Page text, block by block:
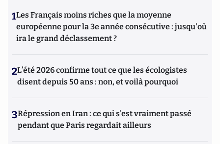
1Les Français moins riches que la moyenne
européenne pour la 3e année consécutive : jusqu'où
ira le grand déclassement ?
2L’été 2026 confirme tout ce que les écologistes
disent depuis 50 ans : non, et voilà pourquoi
3Répression en Iran : ce qui s'est vraiment passé
pendant que Paris regardait ailleurs